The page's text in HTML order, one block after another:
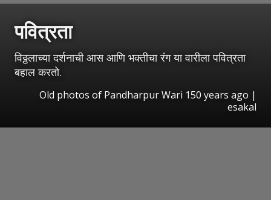
पवित्रता
विठ्ठलाच्या दर्शनाची आस आणि भक्तीचा रंग या वारीला पवित्रता
बहाल करतो.
Old photos of Pandharpur Wari 150 years ago |
esakal